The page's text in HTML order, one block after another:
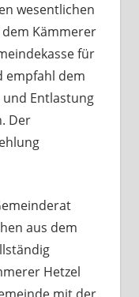
wesentlichen
Kämmerer
für
empfahl dem
Entlastung
Der
aus dem
Hetzel